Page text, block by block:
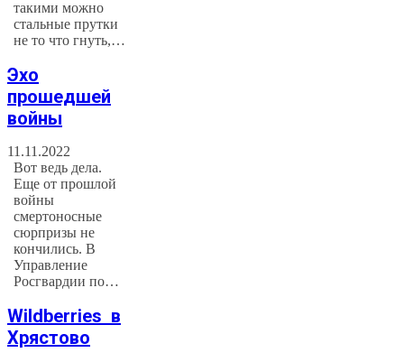
такими можно
стальные прутки
не то что гнуть,…
Эхо
прошедшей
войны
11.11.2022
Вот ведь дела.
Еще от прошлой
войны
смертоносные
сюрпризы не
кончились. В
Управление
Росгвардии по…
Wildberries в
Хрястово